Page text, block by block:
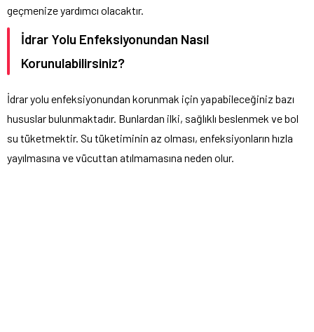
geçmenize yardımcı olacaktır.
İdrar Yolu Enfeksiyonundan Nasıl
Korunulabilirsiniz?
İdrar yolu enfeksiyonundan korunmak için yapabileceğiniz bazı
hususlar bulunmaktadır. Bunlardan ilki, sağlıklı beslenmek ve bol
su tüketmektir. Su tüketiminin az olması, enfeksiyonların hızla
yayılmasına ve vücuttan atılmamasına neden olur.